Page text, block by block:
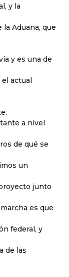
y la
Aduana, que
y es una de
actual
a nivel
de qué se
un
junto
es que
federal, y
de las